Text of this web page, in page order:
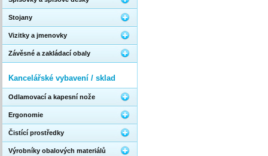
Stojany
Vizitky a jmenovky
Závěsné a zakládací obaly
Kancelářské vybavení / sklad
Odlamovací a kapesní nože
Ergonomie
Čistící prostředky
Výrobníky obalových materiálů